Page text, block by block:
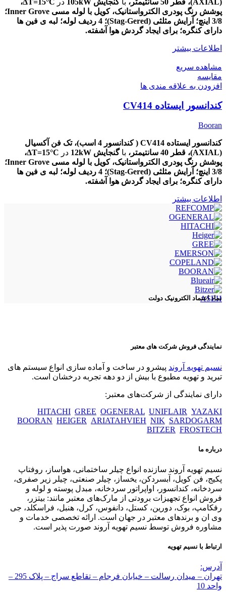
(AXIAL)، قطر 50 سانتیمتر، با گنجایش 105kW در ΔT=15°C،
پوشش
رنگ پودری الکترواستانیک، کویل با لوله مسی Inner Grove؛
3/8 اینچ؛ آرایش مثلثی (Stag-Gered)؛ 4 ردیف لوله؛ لبه ی فین ها
دارای کنگره؛ برای ایجاد گردش هوا آشفته.
اطلاعات بیشتر
مشاهده سریع
مقایسه
افزودن به علاقه مندی ها
کندانسور ایستاده CV414
Booran
کندانسور ایستاده CV414 ( کندانسور 4 اسب)، تک
فن آکسیال
(AXIAL)،
قطر 40 سانتیمتر، باگنجایش 12kW در ΔT=15°C،
پوشش
رنگ پودری الکترواستانیک، کویل با لوله مسی Inner Grove؛
3/8 اینچ؛ آرایش مثلثی (Stag-Gered)؛ 4 ردیف لوله؛ لبه ی فین ها
دارای کنگره؛ برای ایجاد گردش هوا آشفته.
اطلاعات بیشتر
ASEH
نماد اعتماد الکترونیک دولت
نمایندگی فروش شرکت های معتبر
نسیم تهویه آروند پیشرو در ساخت و آماده سازی انواع سیستم های
تبرید و تهویه مطبوع با بیش از دو دهه تجربه درخشان است.
دارای نمایندگی از شرکت‌های معتبر:
HITACHI GREE OGENERAL UNIFLAIR YAZAKI
BOORAN HEIGER ARIATAHVIEH NIK SARDOGARM
BITZER FROSTECH
درباره ما
نسیم تهویه آروند سازنده انواع چیلر ساختمانی، هواساز، روفتاپ
پکیج، فن کویل، آبسردکن، یخساز، چیلر صنعتی، چیلر زیر صفری،
سردخانه، کندانسور، اواپراتور سردخانه، مبدل پوسته و لوله و
فروش انواع تجهیزات برودتی از مارک‌های معتبر مانند: بیتزر،
رفکامپ، بوک، دورین، کستل، دانفوس، کرل، هنبل، فراسکلد، جی
وی ان و برندهای معتبر در جهان است. ارائه تخصصی خدمات و
مشاوره فروش توسط نسیم تهویه آروند صورت پذیر است.
ارتباط با نسیم تهویه
آدرس:
تهران – میدان رسالت – خیابان فرجام – تقاطع سراج – پلاک 295 –
واحد 10